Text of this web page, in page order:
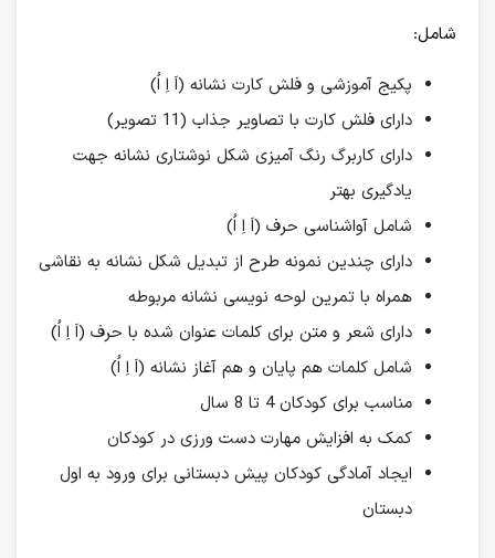
شامل:
پکیج آموزشی و فلش کارت نشانه (اَ اِ اُ)
دارای فلش کارت با تصاویر جذاب (11 تصویر)
دارای کاربرگ رنگ آمیزی شکل نوشتاری نشانه جهت
یادگیری بهتر
شامل آواشناسی حرف (اَ اِ اُ)
دارای چندین نمونه طرح از تبدیل شکل نشانه به نقاشی
همراه با تمرین لوحه نویسی نشانه مربوطه
دارای شعر و متن برای کلمات عنوان شده با حرف (اَ اِ اُ)
شامل کلمات هم پایان و هم آغاز نشانه (اَ اِ اُ)
مناسب برای کودکان 4 تا 8 سال
کمک به افزایش مهارت دست ورزی در کودکان
ایجاد آمادگی کودکان پیش دبستانی برای ورود به اول
دبستان